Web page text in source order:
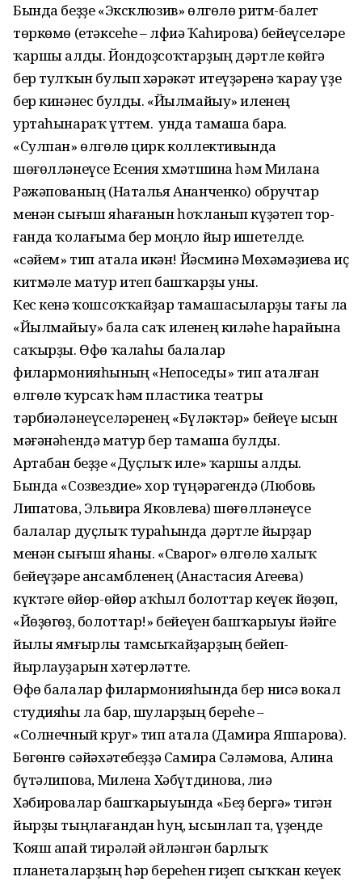
Бында беҙҙе «Эксклюзив» өлгөлө ритм-балет
төркөмө (етәксеһе – Әлфиә Ҡаһирова) бейеүселәре
ҡаршы алды. Йондоҙсоҡтарҙың дәртле көйгә
бер тулҡын булып хәрәкәт итеүҙәренә ҡарау үҙе
бер кинәнес булды. «Йылмайыу» иленең
уртаһынараҡ үттем. Ә унда тамаша бара.
«Сулпан» өлгөлө цирк коллективында
шөғөлләнеүсе Есения Әхмәтшина һәм Милана
Рәжәпованың (Наталья Ананченко) обручтар
менән сығыш яһағанын һоҡланып күҙәтеп тор­
ғанда ҡолағыма бер моңло йыр ишетелде.
«Әсәйем» тип атала икән! Йәсминә Мөхәмәҙиева иҫ
китмәле матур итеп башҡар­ҙы уны.
Кес кенә ҡошсоҡҡайҙар тамашасыларҙы тағы ла
«Йылмайыу» бала саҡ иленең киләһе һарайына
саҡырҙы. Өфө ҡалаһы балалар
филармонияһының «Непоседы» тип аталған
өлгөлө ҡурсаҡ һәм пластика театры
тәрбиәләнеүселәренең «Бүләктәр» бейеүе ысын
мәғәнәһендә матур бер тамаша булды.
Артабан беҙҙе «Дуҫлыҡ иле» ҡаршы алды.
Бында «Созвездие» хор түңәрәгендә (Любовь
Липатова, Эльвира Яковлева) шөғөлләнеүсе
балалар дуҫлыҡ тураһында дәртле йырҙар
менән сығыш яһаны. «Сварог» өлгөлө халыҡ
бейеүҙәре ансамбленең (Анастасия Агеева)
күктәге өйөр-өйөр аҡһыл болоттар кеүек йөҙөп,
«Йөҙөгөҙ, болоттар!» бейеүен башҡарыуы йәйге
йылы ямғырлы тамсыҡайҙар­ҙың бейеп-
йырлауҙарын хәтерләтте.
Өфө балалар филармония­һында бер нисә вокал
студияһы ла бар, шуларҙың береһе –
«Солнечный круг» тип атала (Дамира Яппарова).
Бөгөнгө сәйәхәтебеҙҙә Самира Сәләмова, Алина
Әбүтәлипова, Милена Хәбүтдинова, Әлиә
Хәбировалар башҡарыуында «Беҙ бергә» тигән
йырҙы тыңлағандан һуң, ысынлап та, үҙеңде
Ҡояш апай тирәләй әйләнгән барлыҡ
планеталарҙың һәр береһен гиҙеп сыҡҡан кеүек